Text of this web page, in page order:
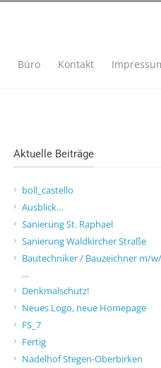
Büro Kontakt
Aktuelle Beiträge
boll_castello
Ausblick…
Sanierung St. Raphael
Sanierung Waldkircher Straße
Bautechniker / Bauzeichner m/
…
Denkmalschutz!
Neues Logo, neue Homepage
FS_7
Fertig
Nadelhof Stegen-Oberbirken